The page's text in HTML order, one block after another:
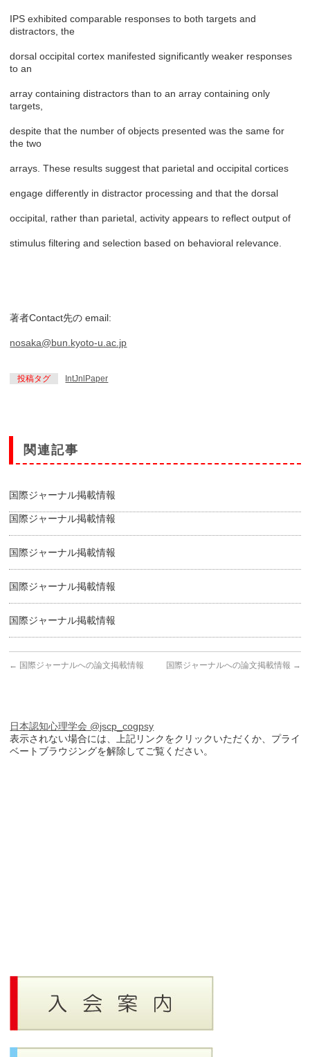
IPS exhibited comparable responses to both targets and
distractors, the
dorsal occipital cortex manifested significantly weaker responses
to an
array containing distractors than to an array containing only
targets,
despite that the number of objects presented was the same for
the two
arrays. These results suggest that parietal and occipital cortices
engage differently in distractor processing and that the dorsal
occipital, rather than parietal, activity appears to reflect output of
stimulus filtering and selection based on behavioral relevance.
著者Contact先の email:
nosaka@bun.kyoto-u.ac.jp
投稿タグ IntJnlPaper
関連記事
国際ジャーナル掲載情報
国際ジャーナル掲載情報
国際ジャーナル掲載情報
国際ジャーナル掲載情報
国際ジャーナル掲載情報
← 国際ジャーナルへの論文掲載情報 国際ジャーナルへの論文掲載情報 →
日本認知心理学会 @jscp_cogpsy
表示されない場合には、上記リンクをクリックいただくか、プライ
ベートブラウジングを解除してご覧ください。